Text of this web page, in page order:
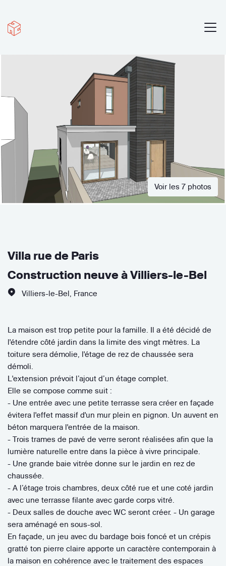
Voir les 7 photos
Villa rue de Paris
Construction neuve à Villiers-le-Bel
Villiers-le-Bel France
La maison est trop petite pour la famille. Il a été décidé de
l'étendre côté jardin dans la limite des vingt mètres. La
toiture sera démolie, l'étage de rez de chaussée sera
démoli.
L'extension prévoit l’ajout d’un étage complet.
Elle se compose comme suit :
- Une entrée avec une petite terrasse sera créer en façade
évitera l'effet massif d'un mur plein en pignon. Un auvent en
béton marquera l'entrée de la maison.
- Trois trames de pavé de verre seront réalisées afin que la
lumière naturelle entre dans la pièce à vivre principale.
- Une grande baie vitrée donne sur le jardin en rez de
chaussée.
- A l’étage trois chambres, deux côté rue et une coté jardin
avec une terrasse filante avec garde corps vitré.
- Deux salles de douche avec WC seront créer. - Un garage
sera aménagé en sous-sol.
En façade, un jeu avec du bardage bois foncé et un crépis
gratté ton pierre claire apporte un caractère contemporain à
la maison en cohérence avec le traitement des espaces